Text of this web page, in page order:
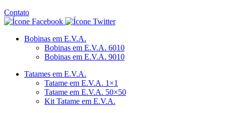
Contato
Bobinas em E.V.A.
Bobinas em E.V.A. 6010
Bobinas em E.V.A. 9010
Tatames em E.V.A.
Tatame em E.V.A. 1×1
Tatame em E.V.A. 50×50
Kit Tatame em E.V.A.